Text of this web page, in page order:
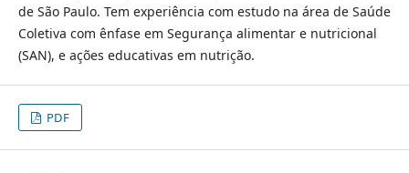
de São Paulo. Tem experiência com estudo na área de Saúde
Coletiva com ênfase em Segurança alimentar e nutricional
(SAN), e ações educativas em nutrição.
PDF